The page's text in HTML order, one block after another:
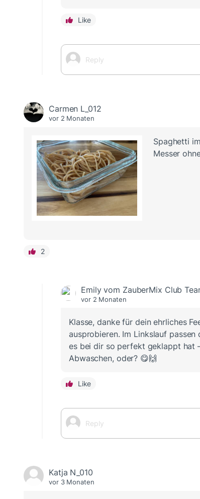
Like
Carmen L_012
vor 2 Monaten
Spaghetti
Messer
2
Emily vom ZauberMix Club
vor 2 Monaten
Klasse, danke für dein ehrliches
ausprobieren. Im Linkslauf
es bei dir so perfekt geklappt hat
Abwaschen, oder? 😋🙌
Like
Katja N_010
vor 3 Monaten